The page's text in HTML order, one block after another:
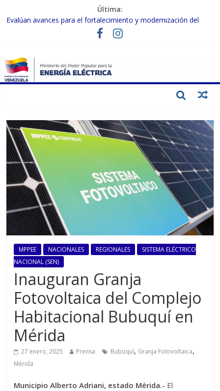
Última:
Evalúan avances para el fortalecimiento y modernización del
Inspeccionan trabajos de rehabilitación en instalaciones del SEN
Gobierno Nacional activa plan preventivo para fortalecer el SEN
ante el fenómeno de El Niño
Termocarabobo recupera el 50% de su capacidad de generación
MPPEE NACIONALES REGIONALES
SISTEMA ELÉCTRICO
NACIONAL (SEN)
Inauguran Granja
Fotovoltaica del Complejo
Habitacional Bubuquí en
Mérida
27 enero, 2025 Prensa Bubuquí, Granja Fotovoltaica,
Mérida
Municipio Alberto Adriani, estado Mérida.- El